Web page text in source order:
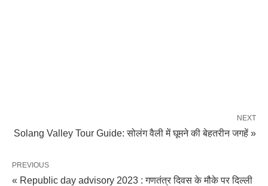
NEXT
Solang Valley Tour Guide: सोलंग वैली में घूमने की बेहतरीन जगहें »
PREVIOUS
« Republic day advisory 2023 : गणतंत्र दिवस के मौके पर दिल्ली